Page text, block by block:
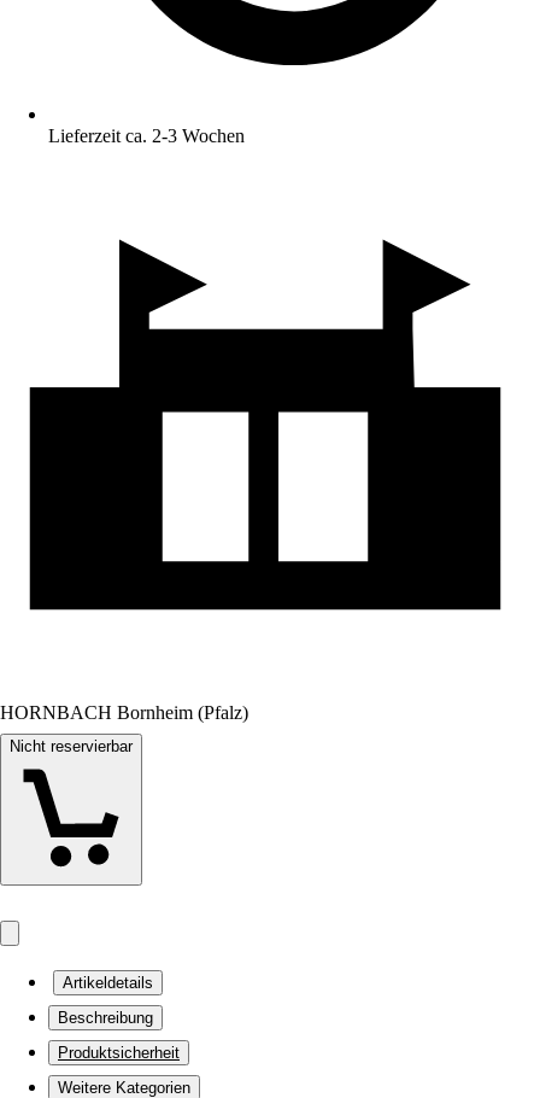
Lieferzeit ca. 2-3 Wochen
HORNBACH Bornheim (Pfalz)
Nicht reservierbar
Artikeldetails
Beschreibung
Produktsicherheit
Weitere Kategorien